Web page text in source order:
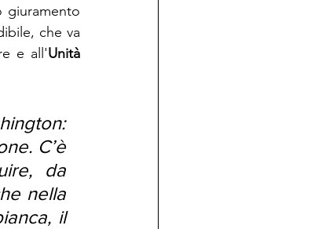
giuramento
che va
e all'Unità
C’è
da
nella
il